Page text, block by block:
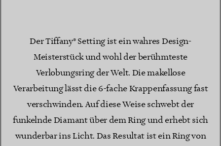
Der Tiffany® Setting ist ein wahres Design-
Meisterstück und wohl der berühmteste
Verlobungsring der Welt. Die makellose
Verarbeitung lässt die 6-fache Krappenfassung fast
verschwinden. Auf diese Weise schwebt der
funkelnde Diamant über dem Ring und erhebt sich
wunderbar ins Licht. Das Resultat ist ein Ring von